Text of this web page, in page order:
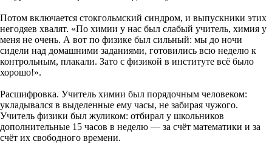
Потом включается стокгольмский синдром, и выпускники этих
негодяев хвалят. «По химии у нас был слабый учитель, химия у
меня не очень. А вот по физике был сильный: мы до ночи
сидели над домашними заданиями, готовились всю неделю к
контрольным, плакали. Зато с физикой в институте всё было
хорошо!».
Расшифровка. Учитель химии был порядочным человеком:
укладывался в выделенные ему часы, не забирая чужого.
Учитель физики был жуликом: отбирал у школьников
дополнительные 15 часов в неделю — за счёт математики и за
счёт их свободного времени.